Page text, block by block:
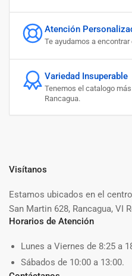
Atención
Te ayudamos a
Variedad Insuperable
Tenemos el catalogo
Rancagua.
Visítanos
Estamos ubicados en el
San Martin 628, Rancagua, VI
Horarios de Atención
Lunes a Viernes de 8:25 a
Sábados de 10:00 a 13:00.